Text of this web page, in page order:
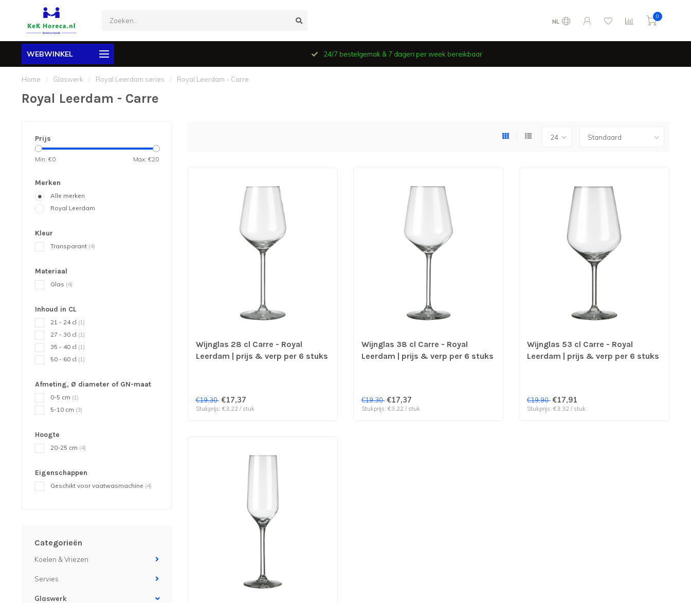
NL
0
WEBWINKEL 24/7 bestelgemak & 7 dagen per week bereikbaar
Home / Glaswerk / Royal Leerdam series / Royal Leerdam - Carre
Royal Leerdam - Carre
Prijs
Min: €0 Max: €20
Merken
Alle merken
Royal Leerdam
Kleur
Transparant (4)
Materiaal
Glas (4)
Inhoud in CL
21 - 24 cl (1)
27 - 30 cl (1)
35 - 40 cl (1)
50 - 60 cl (1)
Afmeting, Ø diameter of GN-maat
0-5 cm (1)
5-10 cm (3)
Hoogte
20-25 cm (4)
Eigenschappen
Geschikt voor vaatwasmachine (4)
Categorieën
Koelen & Vriezen
Servies
Glaswerk
Wijnglas 28 cl Carre - Royal
Leerdam | prijs & verp per 6 stuks
€19,30 €17,37
Stukprijs: €3,22 / stuk
Wijnglas 38 cl Carre - Royal
Leerdam | prijs & verp per 6 stuks
€19,30 €17,37
Stukprijs: €3,22 / stuk
Wijnglas 53 cl Carre - Royal
Leerdam | prijs & verp per 6 stuks
€19,90 €17,91
Stukprijs: €3,32 / stuk